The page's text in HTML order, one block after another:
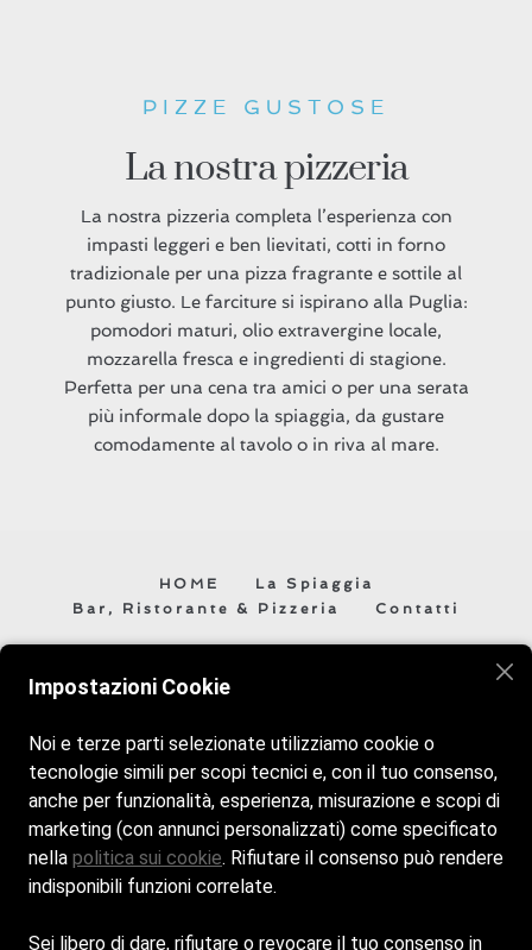
PIZZE GUSTOSE
La nostra pizzeria
La nostra pizzeria completa l’esperienza con
impasti leggeri e ben lievitati, cotti in forno
tradizionale per una pizza fragrante e sottile al
punto giusto. Le farciture si ispirano alla Puglia:
pomodori maturi, olio extravergine locale,
mozzarella fresca e ingredienti di stagione.
Perfetta per una cena tra amici o per una serata
più informale dopo la spiaggia, da gustare
comodamente al tavolo o in riva al mare.
HOME
La Spiaggia
Bar, Ristorante & Pizzeria
Contatti
Veniteci a trovare vi aspettiamo! Siamo aperti tutti i giorni
Impostazioni Cookie
Noi e terze parti selezionate utilizziamo cookie o
tecnologie simili per scopi tecnici e, con il tuo consenso,
anche per funzionalità, esperienza, misurazione e scopi di
marketing (con annunci personalizzati) come specificato
nella politica sui cookie. Rifiutare il consenso può rendere
indisponibili funzioni correlate.
Sei libero di dare, rifiutare o revocare il tuo consenso in